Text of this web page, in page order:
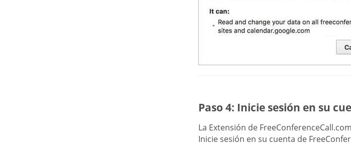
Paso 4: Inicie sesión en su
La Extensión de
Inicie sesión en su cuenta de